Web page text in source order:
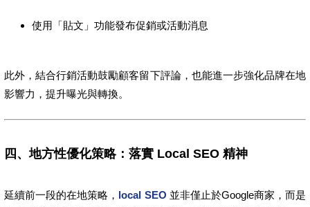
使用「貼文」功能發布促銷或活動消息
此外，結合行銷活動鼓勵顧客留下評論，也能進一步強化品牌在地
影響力，提升曝光與轉換。
四、地方性優化策略：落實 Local SEO 精神
延續前一段的在地策略， local SEO 並非僅止於Google商家，而是